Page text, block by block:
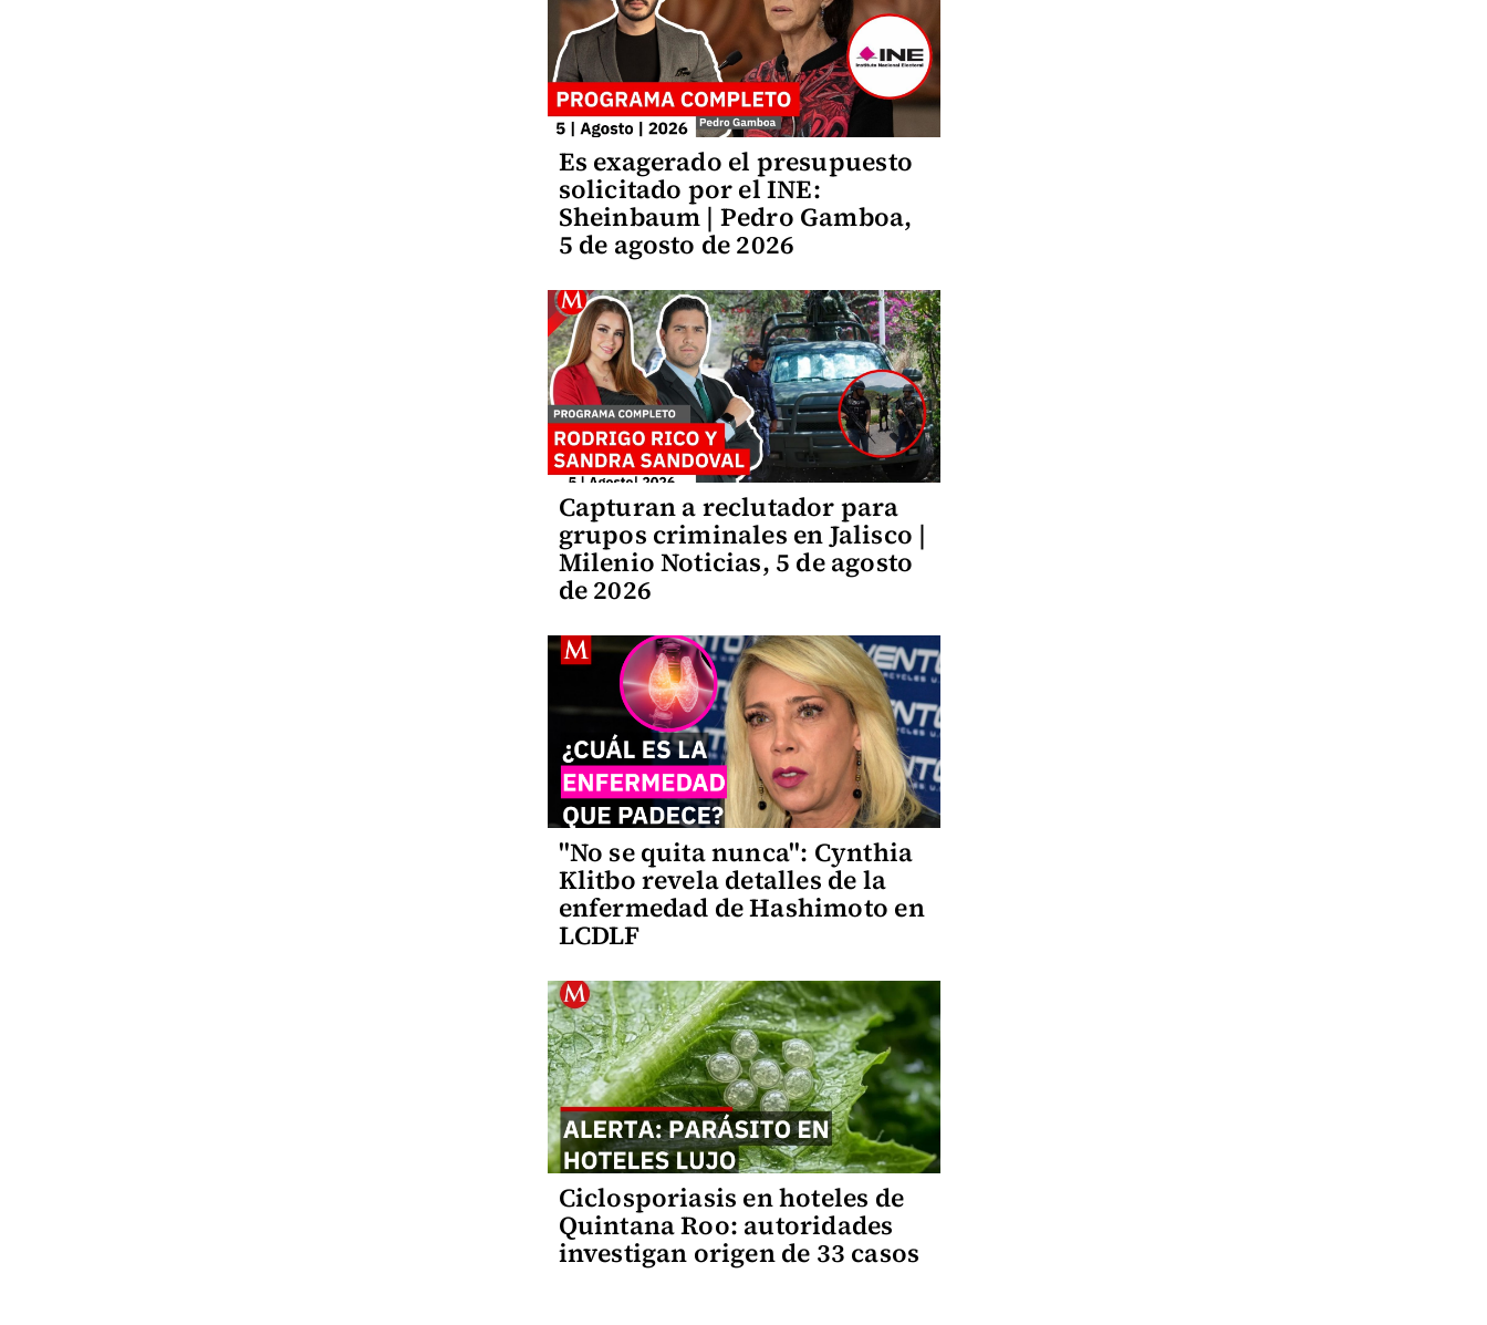
Es exagerado el presupuesto
solicitado por el INE:
Sheinbaum | Pedro Gamboa,
5 de agosto de 2026
Capturan a reclutador para
grupos criminales en Jalisco |
Milenio Noticias, 5 de agosto
de 2026
"No se quita nunca": Cynthia
Klitbo revela detalles de la
enfermedad de Hashimoto en
LCDLF
Ciclosporiasis en hoteles de
Quintana Roo: autoridades
investigan origen de 33 casos